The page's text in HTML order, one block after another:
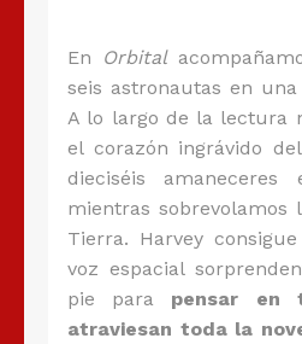
En Orbital
seis astronautas en
A lo largo de la lectura
el corazón ingrávido
dieciséis
mientras
Tierra. Harvey
voz espacial
pie para pensar en
atraviesan toda la